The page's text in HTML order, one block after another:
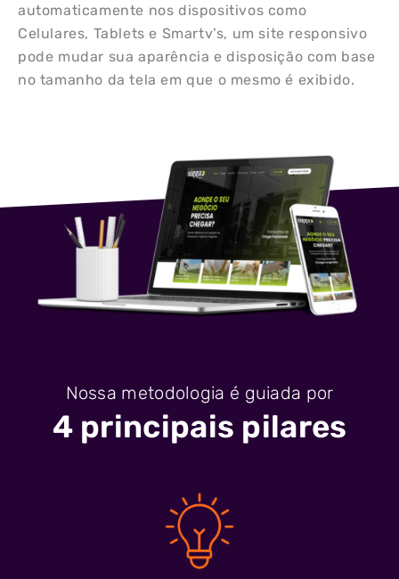
automaticamente nos dispositivos como
Celulares, Tablets e Smartv’s, um site responsivo
pode mudar sua aparência e disposição com base
no tamanho da tela em que o mesmo é exibido.
Nossa metodologia é guiada por
4 principais pilares